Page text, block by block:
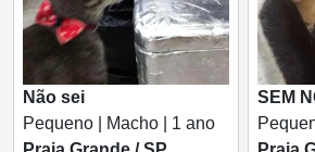
Não sei
Pequeno | Macho | 1 ano
SEM